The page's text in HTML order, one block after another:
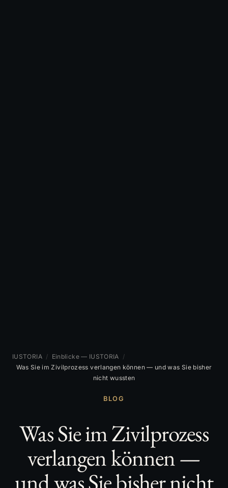
IUSTORIA / Einblicke — IUSTORIA /
Was Sie im Zivilprozess verlangen können — und was Sie bisher
nicht wussten
BLOG
Was Sie im Zivilprozess
verlangen können —
und was Sie bisher nicht